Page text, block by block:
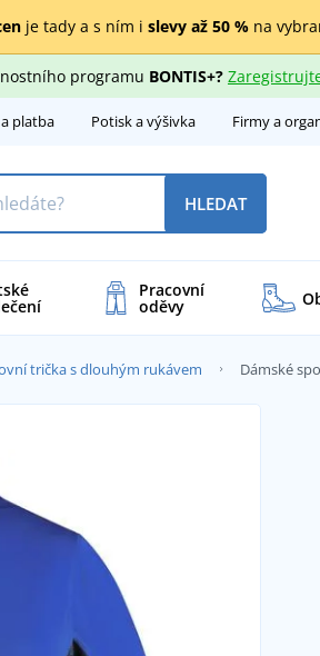
je tady a s ním i slevy až 50 %na
programu BONTIS+?
platba Potisk a výšivka Firmy a
HLEDAT
Pracovní
oděvy
trička s dlouhým rukávem Dámské